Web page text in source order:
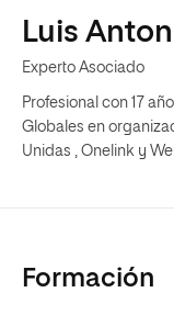
Luis
Experto Asociado
Profesional con 17
Globales en
Unidas , Onelink y
Formación